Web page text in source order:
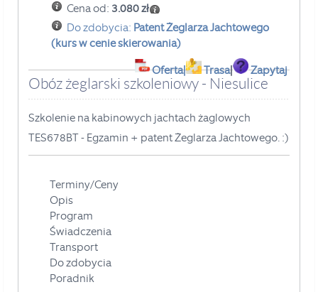
Cena od: 3.080 zł
Do zdobycia: Patent Żeglarza Jachtowego
(kurs w cenie skierowania)
Oferta| Trasa| Zapytaj
Obóz żeglarski szkoleniowy - Niesulice
Szkolenie na kabinowych jachtach żaglowych
TES678BT - Egzamin + patent Żeglarza Jachtowego. :)
Terminy/Ceny
Opis
Program
Świadczenia
Transport
Do zdobycia
Poradnik